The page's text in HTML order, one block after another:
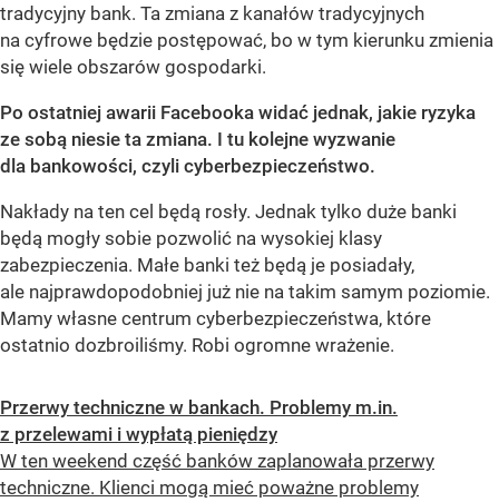
tradycyjny bank. Ta zmiana z kanałów tradycyjnych
na cyfrowe będzie postępować, bo w tym kierunku zmienia
się wiele obszarów gospodarki.
Po ostatniej awarii Facebooka widać jednak, jakie ryzyka
ze sobą niesie ta zmiana. I tu kolejne wyzwanie
dla bankowości, czyli cyberbezpieczeństwo.
Nakłady na ten cel będą rosły. Jednak tylko duże banki
będą mogły sobie pozwolić na wysokiej klasy
zabezpieczenia. Małe banki też będą je posiadały,
ale najprawdopodobniej już nie na takim samym poziomie.
Mamy własne centrum cyberbezpieczeństwa, które
ostatnio dozbroiliśmy. Robi ogromne wrażenie.
Przerwy techniczne w bankach. Problemy m.in.
z przelewami i wypłatą pieniędzy
W ten weekend część banków zaplanowała przerwy
techniczne. Klienci mogą mieć poważne problemy